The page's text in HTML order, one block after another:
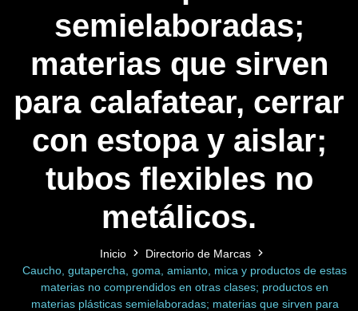
semielaboradas;
materias que sirven
para calafatear, cerrar
con estopa y aislar;
tubos flexibles no
metálicos.
Inicio
Directorio de Marcas
Caucho, gutapercha, goma, amianto, mica y productos de estas
materias no comprendidos en otras clases; productos en
materias plásticas semielaboradas; materias que sirven para